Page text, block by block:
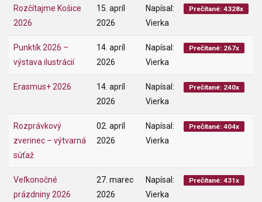
Rozčítajme Košice
2026
15. apríl
2026
Napísal:
Vierka
Prečítané: 4328x
Punktík 2026 –
výstava ilustrácií
14. apríl
2026
Napísal:
Vierka
Prečítané: 267x
Erasmus+ 2026
14. apríl
2026
Napísal:
Vierka
Prečítané: 240x
Rozprávkový
zverinec – výtvarná
súťaž
02. apríl
2026
Napísal:
Vierka
Prečítané: 404x
Veľkonočné
prázdniny 2026
27. marec
2026
Napísal:
Vierka
Prečítané: 431x